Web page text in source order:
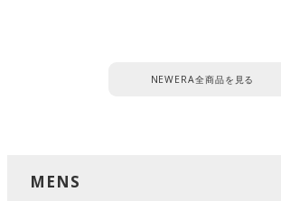
NEWERA全商品を見る
MENS